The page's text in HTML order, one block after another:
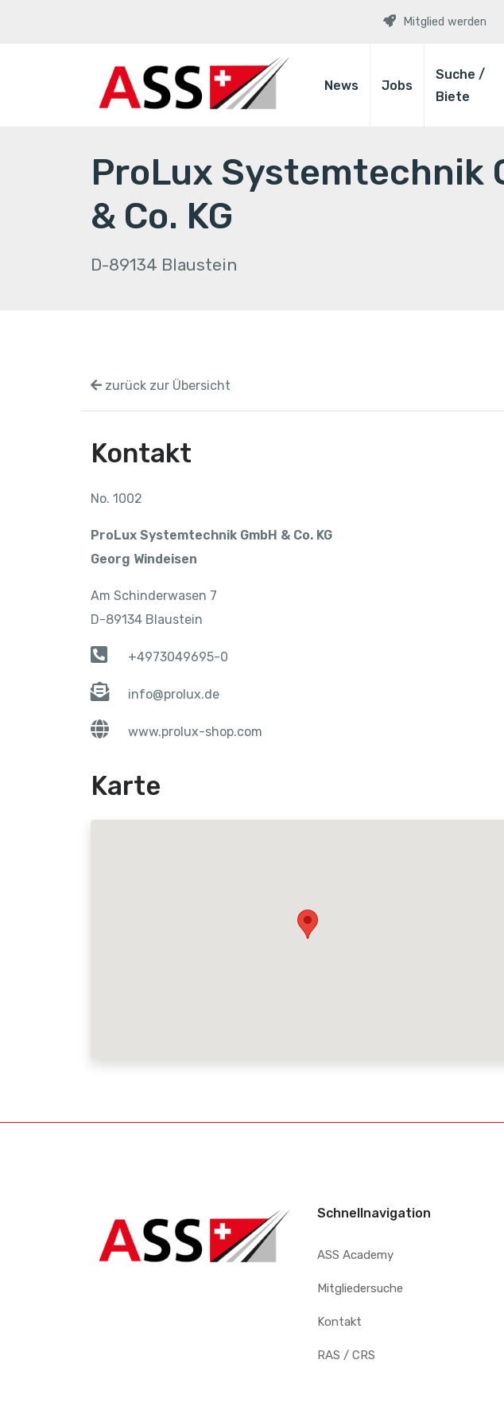
Mitglied werden
News Jobs
Suche /
Biete
ProLux Systemtechnik
& Co. KG
D-89134 Blaustein
zurück zur Übersicht
Kontakt
No. 1002
ProLux Systemtechnik GmbH & Co. KG
Georg Windeisen
Am Schinderwasen 7
D-89134 Blaustein
+4973049695-0
info@prolux.de
www.prolux-shop.com
Karte
Schnellnavigation
ASS Academy
Mitgliedersuche
Kontakt
RAS / CRS